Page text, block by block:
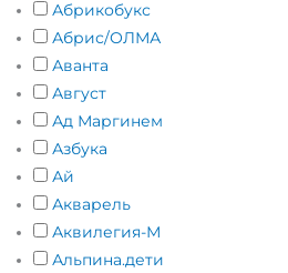
Абрикобукс
Абрис/ОЛМА
Аванта
Август
Ад Маргинем
Азбука
Ай
Акварель
Аквилегия-М
Альпина.дети